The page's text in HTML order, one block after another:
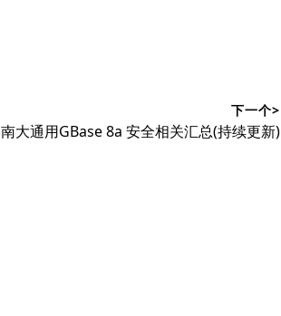
下一个>
下
南大通用GBase 8a 安全相关汇总(持续更新)